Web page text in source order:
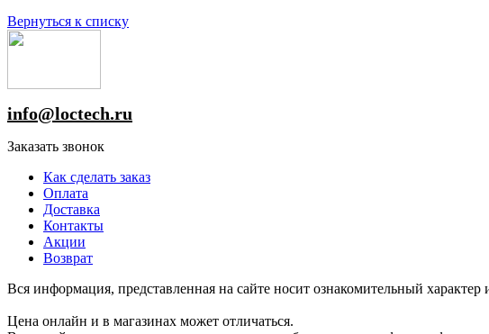
Вернуться к списку
info@loctech.ru
Заказать звонок
Как сделать заказ
Оплата
Доставка
Контакты
Акции
Возврат
Вся информация, представленная на сайте носит ознакомительный
Цена онлайн и в магазинах может отличаться.